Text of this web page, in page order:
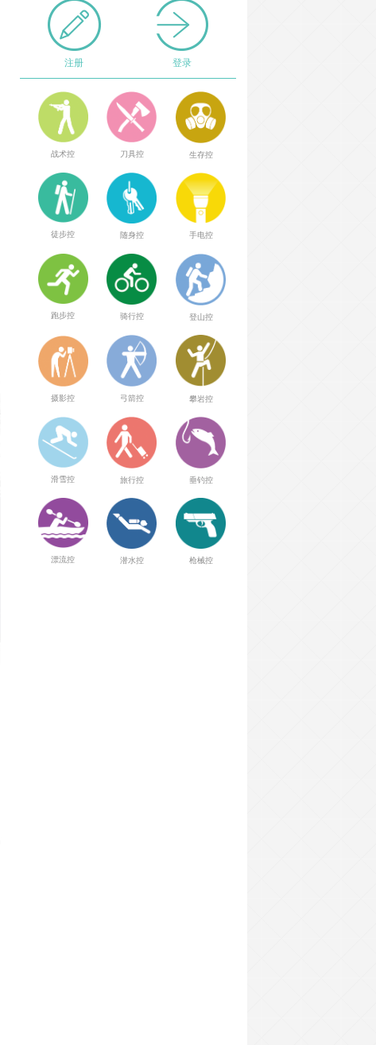
注册 登录
战术控 刀具控 生存控
徒步控 随身控 手电控
跑步控 骑行控 登山控
摄影控 弓箭控 攀岩控
滑雪控 旅行控 垂钓控
漂流控 潜水控 枪械控